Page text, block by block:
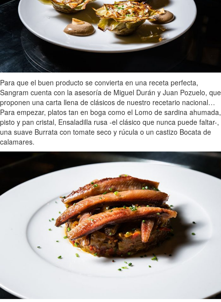
Para que el buen producto se convierta en una receta perfecta,
Sangram cuenta con la asesoría de Miguel Durán y Juan Pozuelo, que
proponen una carta llena de clásicos de nuestro recetario nacional…
Para empezar, platos tan en boga como el Lomo de sardina ahumada,
pisto y pan cristal, Ensaladilla rusa -el clásico que nunca puede faltar-,
una suave Burrata con tomate seco y rúcula o un castizo Bocata de
calamares.